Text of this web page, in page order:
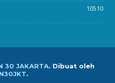
10510
30 JAKARTA. Dibuat oleh
.